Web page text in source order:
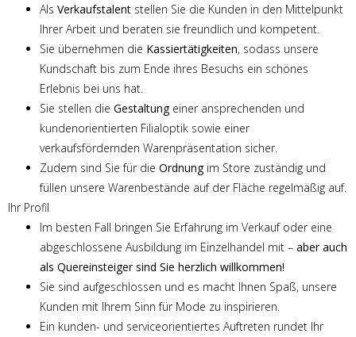
Als Verkaufstalent stellen Sie die Kunden in den Mittelpunkt
Ihrer Arbeit und beraten sie freundlich und kompetent.
Sie übernehmen die Kassiertätigkeiten, sodass unsere
Kundschaft bis zum Ende ihres Besuchs ein schönes
Erlebnis bei uns hat.
Sie stellen die Gestaltungeiner ansprechenden und
kundenorientierten Filialoptik sowie einer
verkaufsfördernden Warenpräsentation sicher.
Zudem sind Sie für die Ordnungim Store zuständig und
füllen unsere Warenbestände auf der Fläche regelmäßig auf.
Ihr Profil
Im besten Fall bringen Sie Erfahrung im Verkauf oder eine
abgeschlossene Ausbildung im Einzelhandel mit – aber auch
als Quereinsteiger sind Sie herzlich willkommen!
Sie sind aufgeschlossen und es macht Ihnen Spaß, unsere
Kunden mit Ihrem Sinn für Mode zu inspirieren.
Ein kunden- und serviceorientiertes Auftreten rundet Ihr